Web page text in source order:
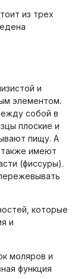
из трех
и
элементом.
собой в
плоские и
пищу. А
имеют
(фиссуры).
которые
и
моляров и
функция